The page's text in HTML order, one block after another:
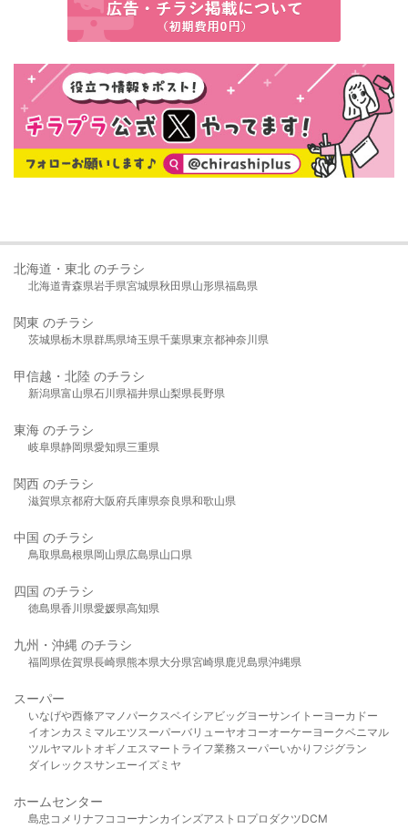
北海道・東北 のチラシ
北海道青森県岩手県宮城県秋田県山形県福島県
関東 のチラシ
茨城県栃木県群馬県埼玉県千葉県東京都神奈川県
甲信越・北陸 のチラシ
新潟県富山県石川県福井県山梨県長野県
東海 のチラシ
岐阜県静岡県愛知県三重県
関西 のチラシ
滋賀県京都府大阪府兵庫県奈良県和歌山県
中国 のチラシ
鳥取県島根県岡山県広島県山口県
四国 のチラシ
徳島県香川県愛媛県高知県
九州・沖縄 のチラシ
福岡県佐賀県長崎県熊本県大分県宮崎県鹿児島県沖縄県
スーパー
いなげや西條アマノパークスベイシア ビッグヨーサンイトーヨーカドー
イオンカスミ マルエツスーパーバリューヤオコーオーケー ヨークベニマル
ツルヤマルト オギノ エスマート ライフ業務スーパーいかり フジグラン
ダイレックスサンエーイズミヤ
ホームセンター
島忠 コメリ ナフコ コーナンカインズアストロプロダクツDCM